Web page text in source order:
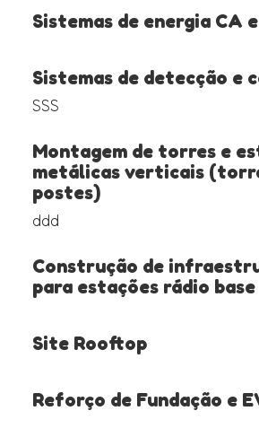
Sistemas de energia CA
Sistemas de detecção e
SSS
Montagem de torres e
metálicas verticais
postes)
ddd
Construção de
para estações rádio base
Site Rooftop
Reforço de Fundação e